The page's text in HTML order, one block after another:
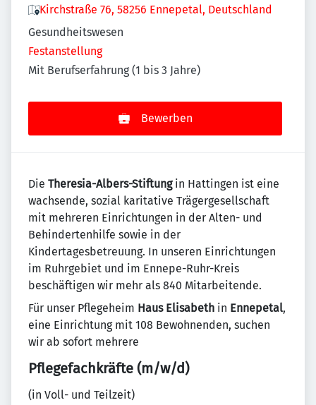
Kirchstraße 76, 58256 Ennepetal, Deutschland
Gesundheitswesen
Festanstellung
Mit Berufserfahrung (1 bis 3 Jahre)
Bewerben
Die Theresia-Albers-Stiftungin Hattingen ist eine
wachsende, sozial karitative Trägergesellschaft
mit mehreren Einrichtungen in der Alten- und
Behindertenhilfe sowie in der
Kindertagesbetreuung. In unseren Einrichtungen
im Ruhr­gebiet und im Ennepe-Ruhr-Kreis
beschäftigen wir mehr als 840 Mitarbeitende.
Für unser Pflegeheim Haus Elisabeth in Ennepetal,
eine Einrichtung mit 108 Bewohnenden, suchen
wir ab sofort mehrere
Pflegefachkräfte (m/w/d)
(in Voll- und Teilzeit)